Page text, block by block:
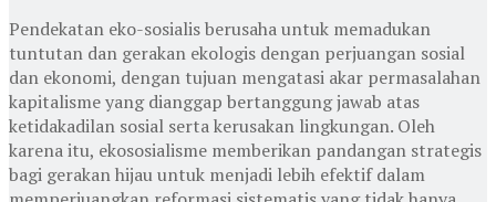
Pendekatan eko-sosialis berusaha untuk memadukan
tuntutan dan gerakan ekologis dengan perjuangan sosial
dan ekonomi, dengan tujuan mengatasi akar permasalahan
kapitalisme yang dianggap bertanggung jawab atas
ketidakadilan sosial serta kerusakan lingkungan. Oleh
karena itu, ekososialisme memberikan pandangan strategis
bagi gerakan hijau untuk menjadi lebih efektif dalam